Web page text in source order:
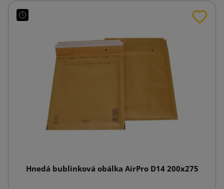
Hnedá bublinková obálka AirPro D14 200x275